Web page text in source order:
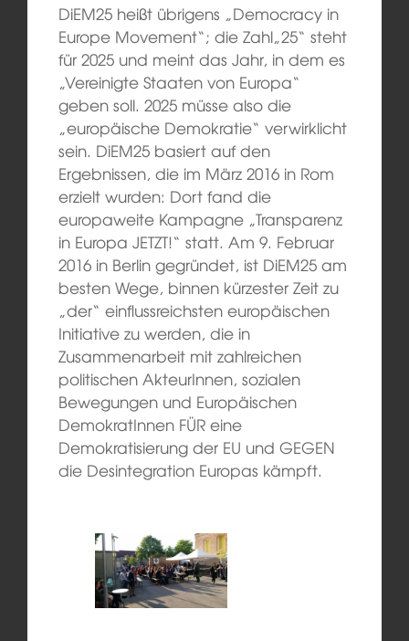
DiEM25 heißt übrigens „Democracy in
Europe Movement“; die Zahl„25“ steht
für 2025 und meint das Jahr, in dem es
„Vereinigte Staaten von Europa“
geben soll. 2025 müsse also die
„europäische Demokratie“ verwirklicht
sein. DiEM25 basiert auf den
Ergebnissen, die im März 2016 in Rom
erzielt wurden: Dort fand die
europaweite Kampagne „Transparenz
in Europa JETZT!“ statt. Am 9. Februar
2016 in Berlin gegründet, ist DiEM25 am
besten Wege, binnen kürzester Zeit zu
„der“ einflussreichsten europäischen
Initiative zu werden, die in
Zusammenarbeit mit zahlreichen
politischen AkteurInnen, sozialen
Bewegungen und Europäischen
DemokratInnen FÜR eine
Demokratisierung der EU und GEGEN
die Desintegration Europas kämpft.